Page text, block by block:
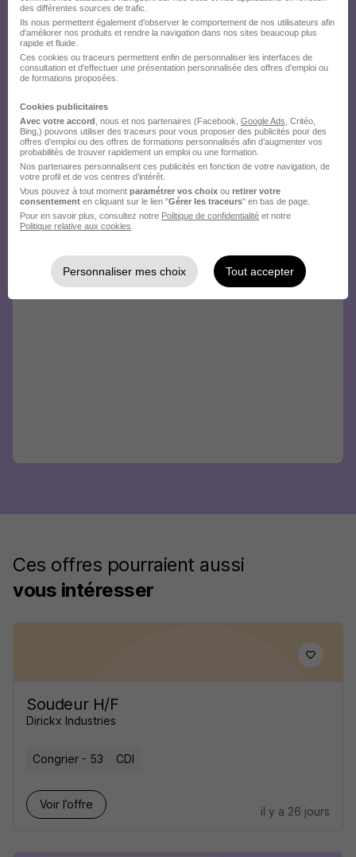
Ces offres pourraient aussi
vous intéresser
Soudeur H/F
Dirickx Industries
Congrier - 53 CDI
Voir l’offre
il y a 26 jours
des différentes sources de trafic.
Ils nous permettent également d’observer le comportement de nos utilisateurs afin
d'améliorer nos produits et rendre la navigation dans nos sites beaucoup plus
rapide et fluide.
Ces cookies ou traceurs permettent enfin de personnaliser les interfaces de
consultation et d'effectuer une présentation personnalisée des offres d'emploi ou
de formations proposées.
Cookies publicitaires
Avec votre accord , nous et nos partenaires (Facebook, Google Ads , Critéo,
Bing,) pouvons utiliser des traceurs pour vous proposer des publicités pour des
offres d’emploi ou des offres de formations personnalisés afin d’augmenter vos
probabilités de trouver rapidement un emploi ou une formation.
Nos partenaires personnalisent ces publicités en fonction de votre navigation, de
votre profil et de vos centres d’intérêt.
Vous pouvez à tout moment paramétrer vos choix ou retirer votre
consentement en cliquant sur le lien "Gérer les traceurs" en bas de page.
Pour en savoir plus, consultez notre Politique de confidentialité et notre
Politique relative aux cookies
Personnaliser mes choix Tout accepter